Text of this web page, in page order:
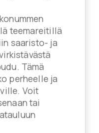
teemareitillä
saaristo- ja
Tämä
perheelle ja
Voit
tai